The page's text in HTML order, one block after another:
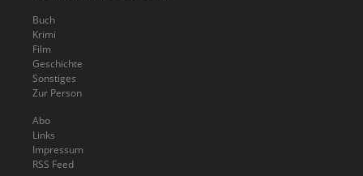
Buch
Krimi
Film
Geschichte
Sonstiges
Zur Person
Abo
Links
Impressum
RSS Feed